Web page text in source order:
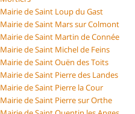
Mairie de Saint Loup du Gast
Mairie de Saint Mars sur Colmont
Mairie de Saint Martin de Connée
Mairie de Saint Michel de Feins
Mairie de Saint Ouën des Toits
Mairie de Saint Pierre des Landes
Mairie de Saint Pierre la Cour
Mairie de Saint Pierre sur Orthe